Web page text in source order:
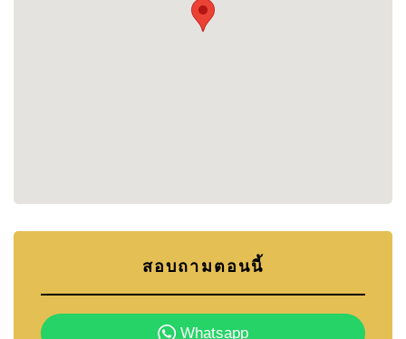
ใกล้ Terminal 21 และชายหาดพัทยาเหนือ
สถานที่ใกล้เคียง:
• Terminal 21 Pattaya
• Bangkok Pattaya Hospital
• Big C และ Lotus พัทยาเหนือ
• หาดวงอมาตย์ และหาดพัทยาเหนือ
สอบถามตอนนี้
Whatsapp